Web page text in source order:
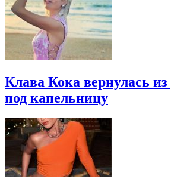
Клава Кока вернулась из
под капельницу